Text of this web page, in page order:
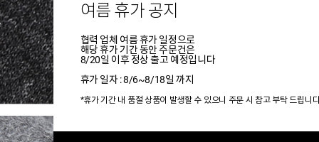
여름 휴가 공지
협력 업체 여름 휴가 일정으로
해당 휴가 기간 동안 주문건은
8/20일 이후 정상 출고 예정입니다
휴가 일자 : 8/6~8/18일 까지
*휴가 기간 내 품절 상품이 발생할 수 있으니 주문 시 참고 부탁 드립니